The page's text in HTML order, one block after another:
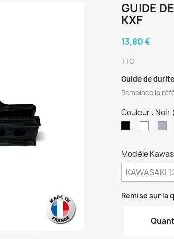
GUIDE
KXF
13,80 €
TTC
Guide de
Remplace la
Couleur : Noir
Modèle
Remise sur la